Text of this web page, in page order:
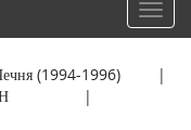
(1994-1996) |
|